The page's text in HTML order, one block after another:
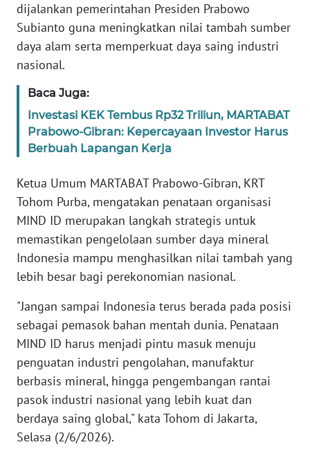
dijalankan pemerintahan Presiden Prabowo
Subianto guna meningkatkan nilai tambah sumber
daya alam serta memperkuat daya saing industri
nasional.
Baca Juga:
Investasi KEK Tembus Rp32 Triliun, MARTABAT
Prabowo-Gibran: Kepercayaan Investor Harus
Berbuah Lapangan Kerja
Ketua Umum MARTABAT Prabowo-Gibran, KRT
Tohom Purba, mengatakan penataan organisasi
MIND ID merupakan langkah strategis untuk
memastikan pengelolaan sumber daya mineral
Indonesia mampu menghasilkan nilai tambah yang
lebih besar bagi perekonomian nasional.
"Jangan sampai Indonesia terus berada pada posisi
sebagai pemasok bahan mentah dunia. Penataan
MIND ID harus menjadi pintu masuk menuju
penguatan industri pengolahan, manufaktur
berbasis mineral, hingga pengembangan rantai
pasok industri nasional yang lebih kuat dan
berdaya saing global," kata Tohom di Jakarta,
Selasa (2/6/2026).
TENTANG
KAMI
PEDOMAN
SIBER
REDAKSI
DISCLAIMER
Wahana
Regional
SUMUT
WN
JAKARTA
WN
JABAR